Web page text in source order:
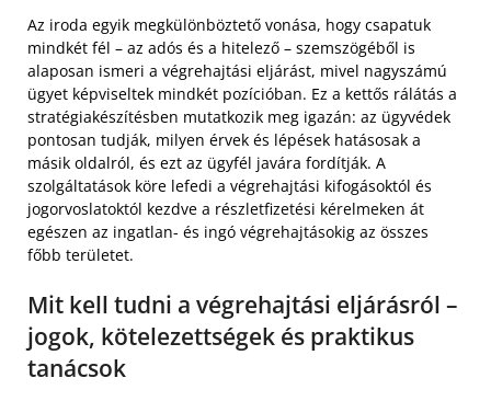
Az iroda egyik megkülönböztető vonása, hogy csapatuk
mindkét fél – az adós és a hitelező – szemszögéből is
alaposan ismeri a végrehajtási eljárást, mivel nagyszámú
ügyet képviseltek mindkét pozícióban. Ez a kettős rálátás a
stratégiakészítésben mutatkozik meg igazán: az ügyvédek
pontosan tudják, milyen érvek és lépések hatásosak a
másik oldalról, és ezt az ügyfél javára fordítják. A
szolgáltatások köre lefedi a végrehajtási kifogásoktól és
jogorvoslatoktól kezdve a részletfizetési kérelmeken át
egészen az ingatlan- és ingó végrehajtásokig az összes
főbb területet.
Mit kell tudni a végrehajtási eljárásról –
jogok, kötelezettségek és praktikus
tanácsok